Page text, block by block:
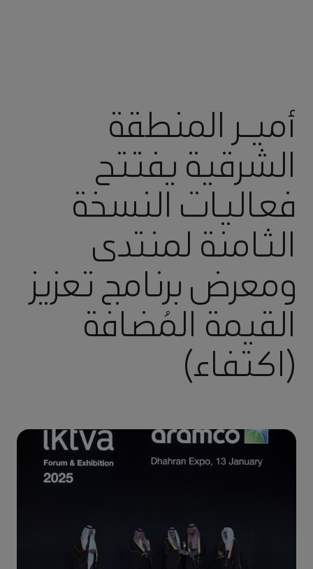
أميـر المنطقة
الشرقية يفتتح
فعاليات النسخة
الثامنة لمنتدى
ومعرض برنامج تعزيز
القيمة المُضافة
(اكتفاء)